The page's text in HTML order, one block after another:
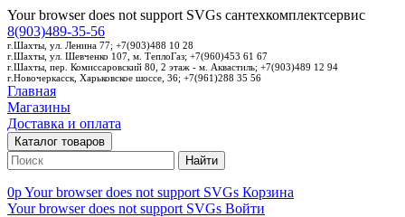
Your browser does not support SVGs сантехкомплектсервис
8(903)489-35-56
г.Шахты, ул. Ленина 77; +7(903)488 10 28
г.Шахты, ул. Шевченко 107, м. ТеплоГаз; +7(960)453 61 67
г.Шахты, пер. Комиссаровский 80, 2 этаж - м. Аквастиль; +7(903)489 12 94
г.Новочеркасск, Харьковское шоссе, 36; +7(961)288 35 56
Главная
Магазины
Доставка и оплата
Каталог товаров
Найти
0pYour browser does not support SVGs Корзина
Your browser does not support SVGs Войти